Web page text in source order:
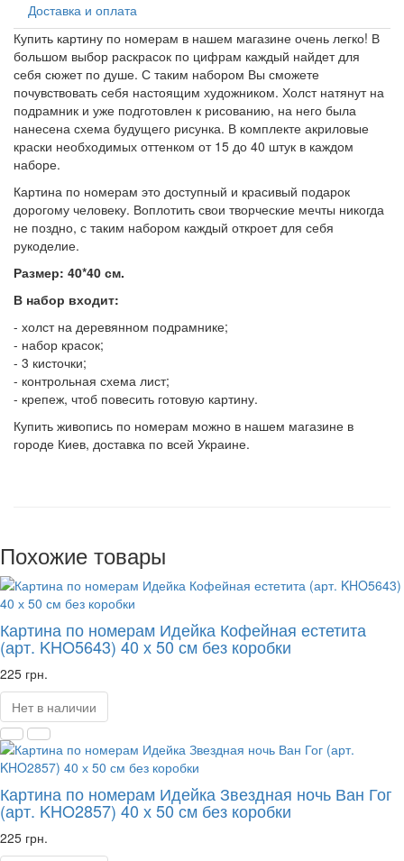
Доставка и оплата
Купить картину по номерам в нашем магазине очень легко! В
большом выбор раскрасок по цифрам каждый найдет для
себя сюжет по душе. С таким набором Вы сможете
почувствовать себя настоящим художником. Холст натянут на
подрамник и уже подготовлен к рисованию, на него была
нанесена схема будущего рисунка. В комплекте акриловые
краски необходимых оттенком от 15 до 40 штук в каждом
наборе.
Картина по номерам это доступный и красивый подарок
дорогому человеку. Воплотить свои творческие мечты никогда
не поздно, с таким набором каждый откроет для себя
рукоделие.
Размер: 40*40 см.
В набор входит:
- холст на деревянном подрамнике;
- набор красок;
- 3 кисточки;
- контрольная схема лист;
- крепеж, чтоб повесить готовую картину.
Купить живопись по номерам можно в нашем магазине в
городе Киев, доставка по всей Украине.
Похожие товары
Картина по номерам Идейка Кофейная естетита
(арт. KHO5643) 40 х 50 см без коробки
225 грн.
Нет в наличии
Картина по номерам Идейка Звездная ночь Ван Гог
(арт. KHO2857) 40 х 50 см без коробки
225 грн.